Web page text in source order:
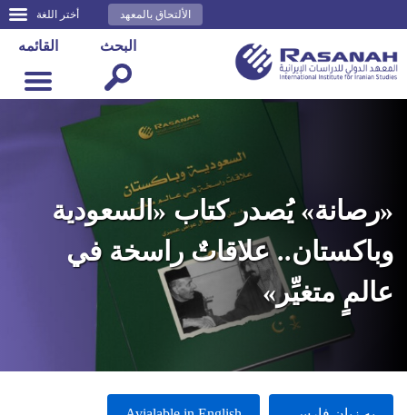
أختر اللغة الألتحاق بالمعهد
القائمه البحث
«رصانة» يُصدر كتاب «السعودية
وباكستان.. علاقاتٌ راسخة في
عالمٍ متغيِّر»